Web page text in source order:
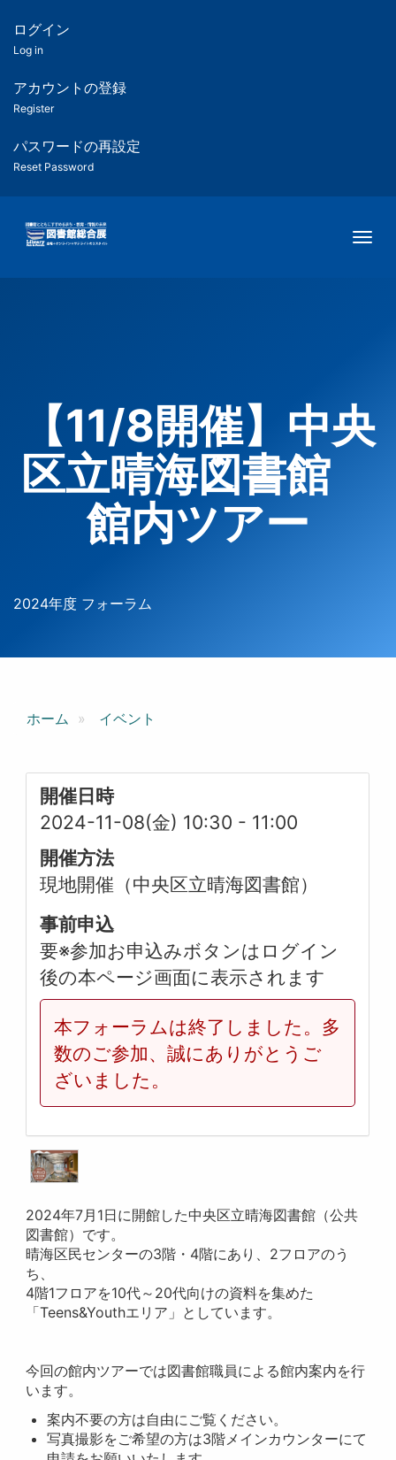
ツ
匿
名
ユ
ー
ー
用
メ
ログイン
Log in
アカウントの登録
Register
パスワードの再設定
Reset Password
【11/8開催】中央
区立晴海図書館
館内ツアー
2024年度 フォーラム
ホーム イベント
開催日時
2024-11-08(金) 10:30 - 11:00
開催方法
現地開催（中央区立晴海図書館）
事前申込
要※参加お申込みボタンはログイン
後の本ページ画面に表示されます
本フォーラムは終了しました。多
数のご参加、誠にありがとうご
ざいました。
2024年7月1日に開館した中央区立晴海図書館（公共
図書館）です。
晴海区民センターの3階・4階にあり、2フロアのう
ち、
4階1フロアを10代～20代向けの資料を集めた
「Teens&Youthエリア」としています。
今回の館内ツアーでは図書館職員による館内案内を行
います。
案内不要の方は自由にご覧ください。
写真撮影をご希望の方は3階メインカウンターにて